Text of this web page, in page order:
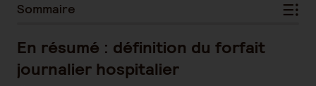
Sommaire
En résumé : définition du forfait
journalier hospitalier